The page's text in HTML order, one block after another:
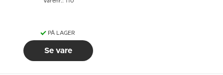
Varenr.: 110
PÅ LAGER
Se vare